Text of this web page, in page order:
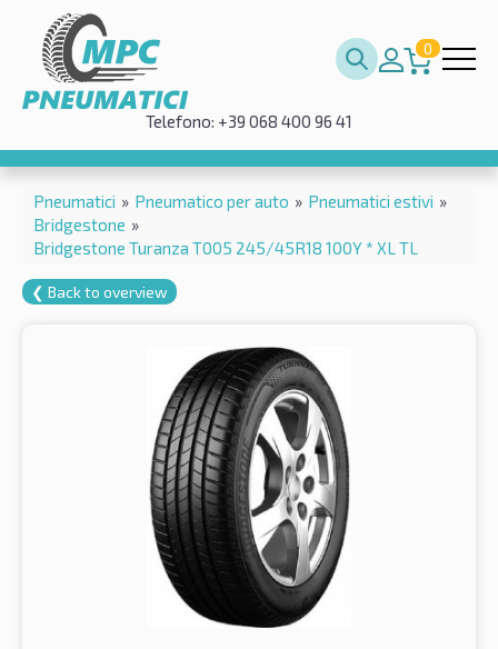
0
Telefono: +39 068 400 96 41
Pneumatici » Pneumatico per auto » Pneumatici estivi »
Bridgestone »
Bridgestone Turanza T005 245/45R18 100Y * XL TL
❮ Back to overview